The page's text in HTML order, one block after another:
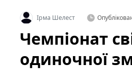
Ірма Шелест
Чемпіонат
одиночної